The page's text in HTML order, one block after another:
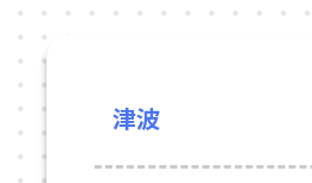
津波